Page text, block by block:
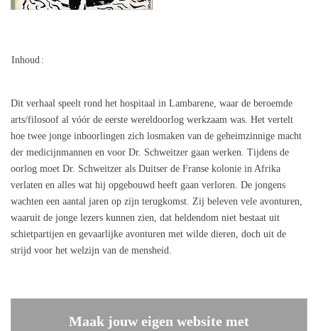
Inhoud :
Dit verhaal speelt rond het hospitaal in Lambarene, waar de beroemde
arts/filosoof al vóór de eerste wereldoorlog werkzaam was. Het vertelt
hoe twee jonge inboorlingen zich losmaken van de geheimzinnige macht
der medicijnmannen en voor Dr. Schweitzer gaan werken. Tijdens de
oorlog moet Dr. Schweitzer als Duitser de Franse kolonie in Afrika
verlaten en alles wat hij opgebouwd heeft gaan verloren. De jongens
wachten een aantal jaren op zijn terugkomst. Zij beleven vele avonturen,
waaruit de jonge lezers kunnen zien, dat heldendom niet bestaat uit
schietpartijen en gevaarlijke avonturen met wilde dieren, doch uit de
strijd voor het welzijn van de mensheid.
Maak jouw eigen website met